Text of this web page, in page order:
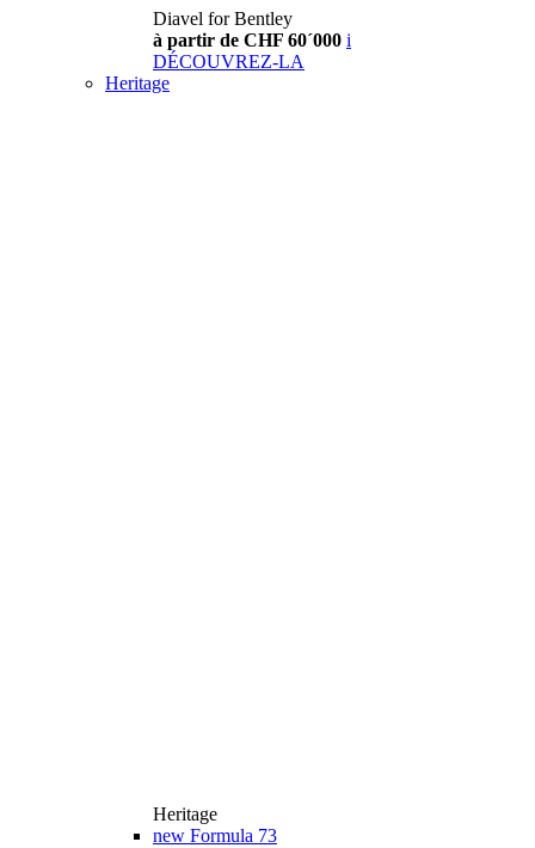
Diavel for Bentley
à partir de CHF 60´000 i
DÉCOUVREZ-LA
Heritage
Heritage
new Formula 73